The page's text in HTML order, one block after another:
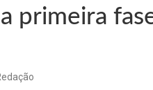
primeira